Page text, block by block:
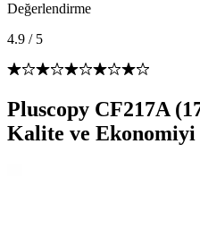
Değerlendirme
4.9 / 5
Pluscopy CF217A
Kalite ve